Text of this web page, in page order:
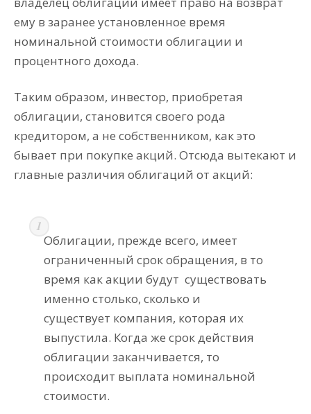
ему в заранее установленное время
номинальной стоимости облигации и
процентного дохода.
Таким образом, инвестор, приобретая
облигации, становится своего рода
кредитором, а не собственником, как это
бывает при покупке акций. Отсюда вытекают и
главные различия облигаций от акций:
Облигации, прежде всего, имеет
ограниченный срок обращения, в то
время как акции будут существовать
именно столько, сколько и
существует компания, которая их
выпустила. Когда же срок действия
облигации заканчивается, то
происходит выплата номинальной
стоимости.